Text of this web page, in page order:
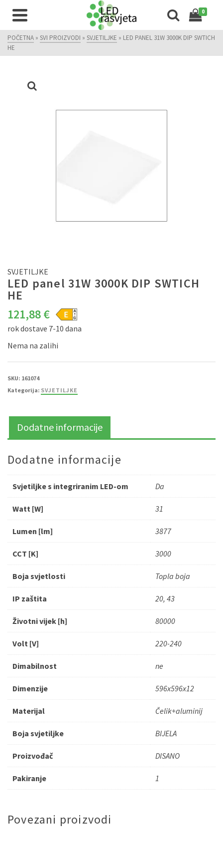
0
POČETNA » SVI PROIZVODI » SVJETILJKE » LED PANEL 31W 3000K DIP SWTICH
HE
SVJETILJKE
LED panel 31W 3000K DIP SWTICH
HE
121,88€
rok dostave 7-10 dana
Nema na zalihi
SKU: 161074
Kategorija: SVJETILJKE
Dodatne informacije
Dodatne informacije
Svjetiljke s integriranim LED-om Da
Watt [W] 31
Lumen [lm] 3877
CCT [K] 3000
Boja svjetlosti Topla boja
IP zaštita 20, 43
Životni vijek [h] 80000
Volt [V] 220-240
Dimabilnost ne
Dimenzije 596x596x12
Materijal Čelik+aluminij
Boja svjetiljke BIJELA
Proizvođač DISANO
Pakiranje 1
Povezani proizvodi